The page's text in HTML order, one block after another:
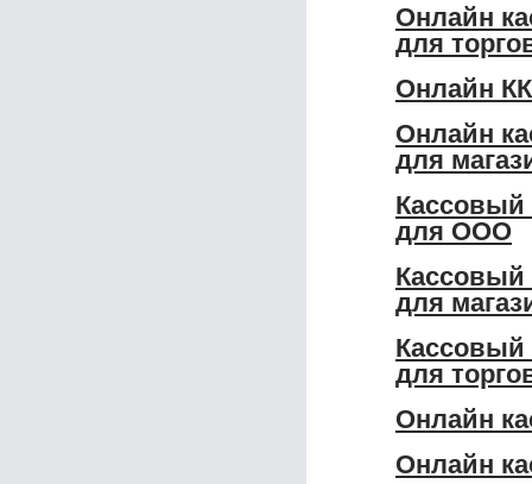
Онлайн
для
Онлайн
Онлайн
для
для ООО
для
для
Онлайн
Онлайн